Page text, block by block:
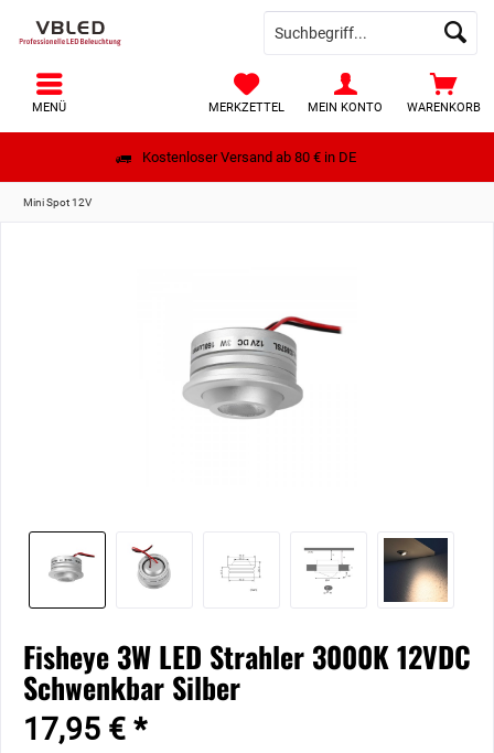
Kostenloser Versand ab 80 € in DE
WARENKORB
MERKZETTEL MEIN KONTO
MENÜ
Mini Spot 12V
Fisheye 3W LED Strahler 3000K 12VDC
Schwenkbar Silber
17,95 € *